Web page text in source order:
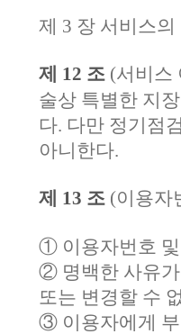
제 3 장 서비스의
제 12 조 (서비스
술상 특별한 지
다. 다만 정기점
아니한다.
제 13 조 (이용자
① 이용자번호 및
② 명백한 사유가
또는 변경할 수
③ 이용자에게 부